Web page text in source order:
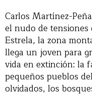
Carlos Martínez-
el nudo de tensiones
Estrela, la zona
llega un joven para
vida en extinción: la
pequeños pueblos
olvidados, los